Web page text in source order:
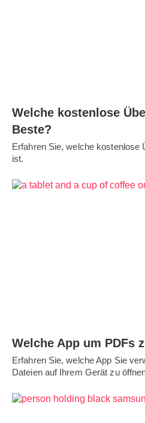
Welche kostenlose
Beste?
Erfahren Sie, welche kostenlose
ist.
Welche App um PDFs
Erfahren Sie, welche App Sie
Dateien auf Ihrem Gerät zu